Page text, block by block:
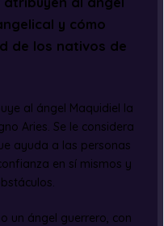
y cómo
de los nativos de
al ángel Maquidiel la
Aries. Se le considera
ayuda a las personas
en sí mismos y
un ángel guerrero, con